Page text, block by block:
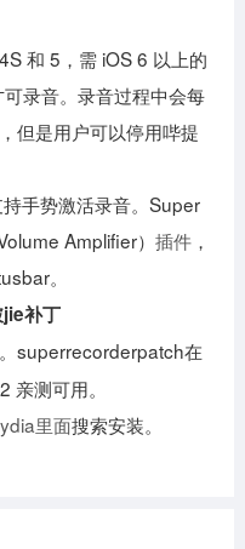
和 5，需 iOS 6 以上的
录音。录音过程中会每
但是用户可以停用哔提
手势激活录音。Super
Amplifier） 插件，
。
补丁
。superrecorderpatch在
测可用。
里面搜索安装。